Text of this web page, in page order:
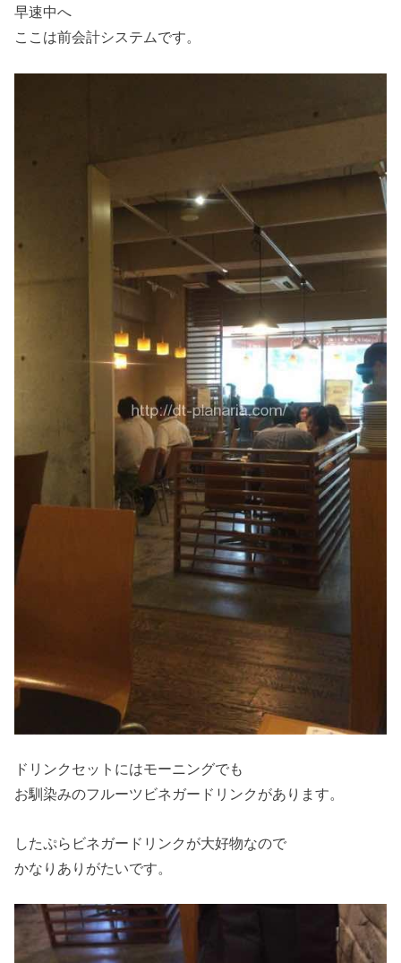
早速中へ
ここは前会計システムです。
ドリンクセットにはモーニングでも
お馴染みのフルーツビネガードリンクがあります。
したぷらビネガードリンクが大好物なので
かなりありがたいです。